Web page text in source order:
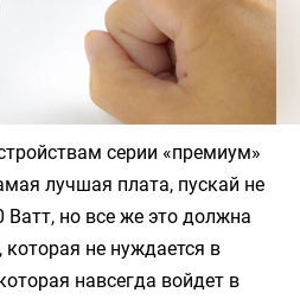
серии «премиум»
лучшая плата, пускай не
Ватт, но все же это должна
не нуждается в
навсегда войдет в